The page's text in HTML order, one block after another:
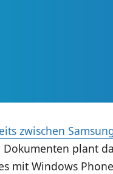
zwischen
plant
mit Windows